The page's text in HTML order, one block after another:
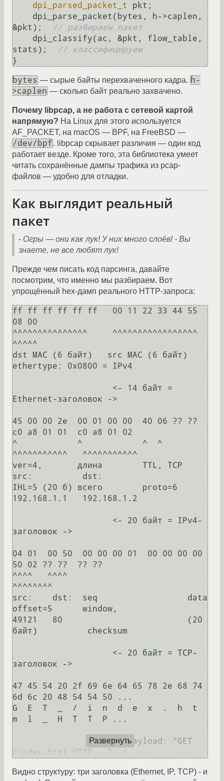
dpi_parsed_packet_t
pkt;
&pkt);
// разбираем пакет
stats);
// классифицируем
bytes — сырые байты перехваченного кадра. h-
>caplen — сколько байт реально захвачено.
Почему libpcap, а не работа с сетевой картой
напрямую? На Linux для этого используется
AF_PACKET, на macOS — BPF, на FreeBSD —
/dev/bpf. libpcap скрывает различия — один код
работает везде. Кроме того, эта библиотека умеет
читать сохранённые дампы трафика из pcap-
файлов — удобно для отладки.
Как выглядит реальный
пакет
- Огры — они как лук! У них много слоёв! - Вы
знаете, не все любят лук!
Прежде чем писать код парсинга, давайте
посмотрим, что именно мы разбираем. Вот
упрощённый hex-дамп реального HTTP-запроса:
ff ff ff ff ff ff   00 11 22 33 44 55
08 00
^^^^^^^^^^^^^^^     ^^^^^^^^^^^^^^^^^
^^^^^
dst MAC (6 байт)   src MAC (6 байт)
ethertype: 0x0800 = IPv4
Ethernet-заголовок ->
45 00 00 2e  00 01 00 00  40 06 ?? ??
c0 a8 01 01  c0 a8 01 02
^            ^            ^  ^
^^^^^^^^^^^   ^^^^^^^^^^^
ver=4,       длина        TTL, TCP
src:          dst:
IHL=5 (20 б) всего        proto=6
192.168.1.1   192.168.1.2
заголовок ->
04 01  00 50  00 00 00 01  00 00 00 00
50 02 ?? ??  ?? ??
^^^^   ^^^^
^^^^^^^^
src:    dst:  seq                  data
offset=5      window,
49121   80                         (20
байт)          checksum
заголовок ->
47 45 54 20 2f 69 6e 64 65 78 2e 68 74
6d 6c 20 48 54 54 50 ...
G  E  T  _  /  i  n  d  e  x  .  h  t
m  l  _  H  T  T  P ...
                    <- payload: "GET
Развернуть
Видно структуру: три заголовка (Ethernet, IP, TCP) - и